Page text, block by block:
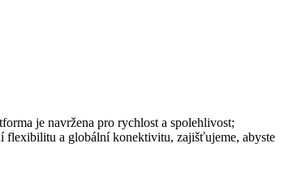
je navržena pro rychlost a spolehlivost;
flexibilitu a globální konektivitu, zajišťujeme, abyste